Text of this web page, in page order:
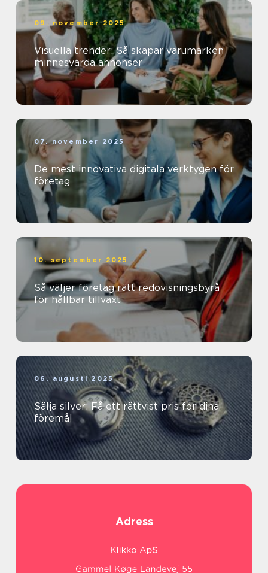
09. november 2025
Visuella trender: Så skapar varumärken
minnesvärda annonser
07. november 2025
De mest innovativa digitala verktygen för
företag
10. september 2025
Så väljer företag rätt redovisningsbyrå
för hållbar tillväxt
06. augusti 2025
Sälja silver: Få ett rättvist pris för dina
föremål
Adress